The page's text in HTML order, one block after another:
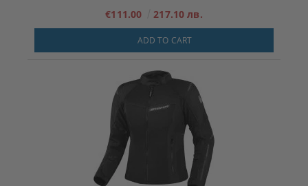
€111.00 217.10 лв.
ADD TO CART